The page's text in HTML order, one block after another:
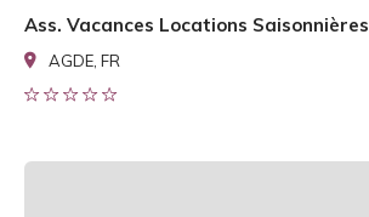
Ass. Vacances Locations Saisonnières
AGDE, FR